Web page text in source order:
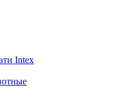
Intex